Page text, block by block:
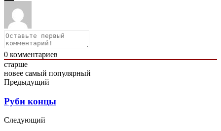
0 комментариев
старше
новее самый популярный
Предыдущий
Руби концы
Следующий